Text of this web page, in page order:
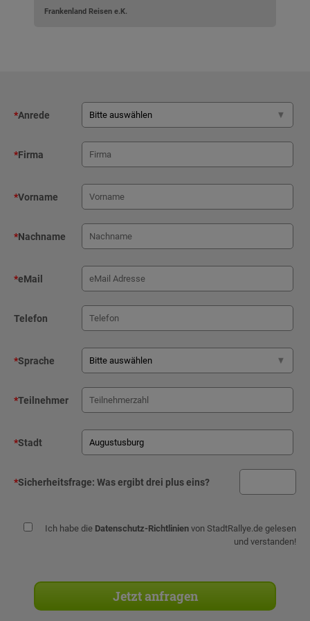
Frankenland Reisen e.K.
*Anrede
*Firma
*Vorname
*Nachname
*eMail
Telefon
*Sprache
*Teilnehmer
*Stadt
*Sicherheitsfrage: Was ergibt drei plus eins?
Ich habe die Datenschutz-Richtlinien von StadtRallye.de gelesen
und verstanden!